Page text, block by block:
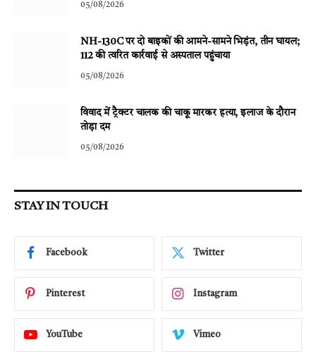
05/08/2026
NH-130C पर दो बाइकों की आमने-सामने भिड़ंत, तीन घायल;
112 की त्वरित कार्रवाई से अस्पताल पहुंचाया
05/08/2026
विवाद में ट्रैक्टर चालक की चाकू मारकर हत्या, इलाज के दौरान
तोड़ा दम
05/08/2026
STAY IN TOUCH
Facebook Twitter
Pinterest Instagram
YouTube Vimeo